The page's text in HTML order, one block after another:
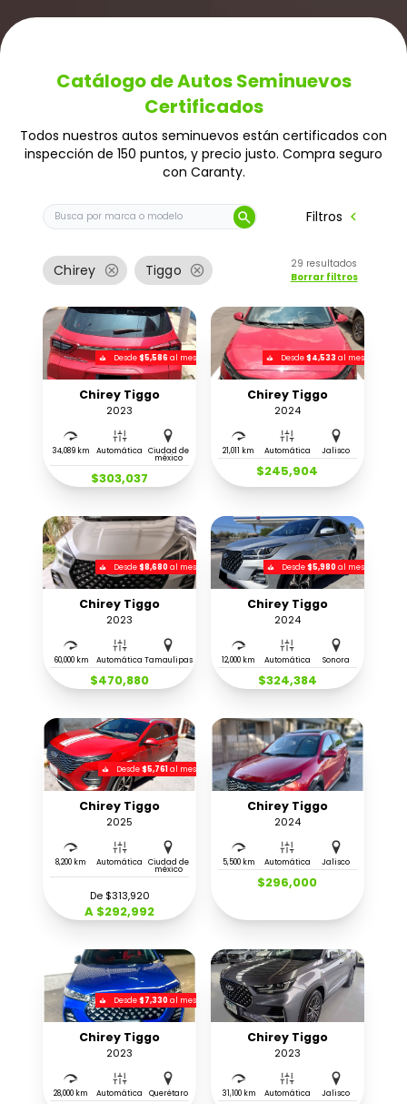
Catálogo de Autos Seminuevos
Certificados
Todos nuestros autos seminuevos están certificados con
inspección de 150 puntos, y precio justo. Compra seguro
con Caranty.
Buscar auto por marca o modelo
search Filtros chevron_left
Chirey cancel Tiggo cancel 29 resultados
Borrar filtros
Desde$5,586 al mes
Chirey Tiggo
2023
34,089 km Automática Ciudad de
méxico
$303,037
Desde$4,533 al mes
Chirey Tiggo
2024
21,011 km Automática Jalisco
$245,904
Desde$8,680al mes
Chirey Tiggo
2023
60,000 km Automática Tamaulipas
$470,880
Desde$5,980al mes
Chirey Tiggo
2024
12,000 km Automática Sonora
$324,384
Desde$5,761al mes
Chirey Tiggo
2025
8,200 km Automática Ciudad de
méxico
De $313,920
A $292,992
Chirey Tiggo
2024
5,500 km Automática Jalisco
$296,000
Desde$7,330al mes
Chirey Tiggo
2023
28,000 km Automática Querétaro
Chirey Tiggo
2023
31,100 km Automática Jalisco